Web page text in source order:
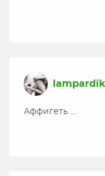
lampardik
Аффигеть …